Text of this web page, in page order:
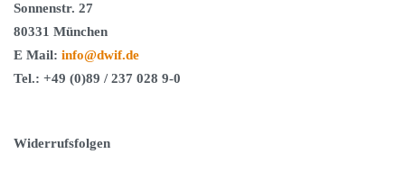
Sonnenstr. 27
80331 München
E Mail: info@dwif.de
Tel.: +49 (0)89 / 237 028 9-0
Widerrufsfolgen